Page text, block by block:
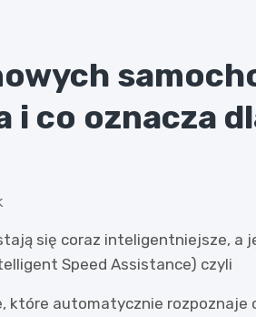
i co oznacza
się coraz inteligentniejsze, a
Speed Assistance) czyli
automatycznie rozpoznaje